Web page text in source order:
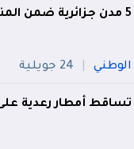
5 مدن جزائرية ضمن المناطق الأشد حرا في العالم
الوطني 24 جويلية
تساقط أمطار رعدية على 18 ولاية مساء